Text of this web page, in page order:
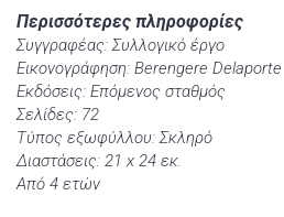
Περισσότερες πληροφορίες
Συγγραφέας: Συλλογικό έργο
Εικονογράφηση: Berengere Delaporte
Εκδόσεις: Επόμενος σταθμός
Σελίδες: 72
Τύπος εξωφύλλου: Σκληρό
Διαστάσεις: 21 x 24 εκ.
Από 4 ετών